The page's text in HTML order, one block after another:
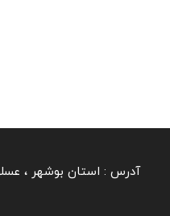
آدرس : استان بوشهر ‏،